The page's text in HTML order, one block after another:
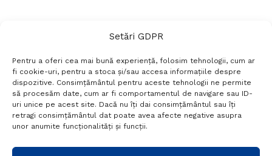
Setări GDPR
Pentru a oferi cea mai bună experiență, folosim tehnologii, cum ar
fi cookie-uri, pentru a stoca și/sau accesa informațiile despre
dispozitive. Consimțământul pentru aceste tehnologii ne permite
să procesăm date, cum ar fi comportamentul de navigare sau ID-
uri unice pe acest site. Dacă nu îți dai consimțământul sau îți
retragi consimțământul dat poate avea afecte negative asupra
unor anumite funcționalități și funcții.
Termeni si conditii
Politică de confidențialitate
Politica cookies
Setări GDPR